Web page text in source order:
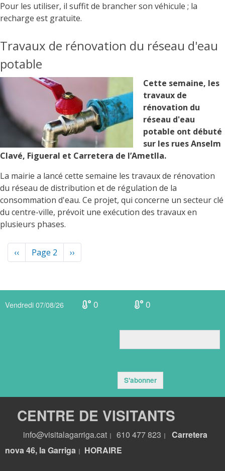
Pour les utiliser, il suffit de brancher son véhicule ; la
recharge est gratuite.
Travaux de rénovation du réseau d'eau
potable
Cette semaine, les
travaux de
rénovation du
réseau d'eau
potable ont débuté
sur les rues Anselm
Clavé, Figueral et Carretera de l’Ametlla.
La mairie a lancé cette semaine les travaux de rénovation
du réseau de distribution et de régulation de la
consommation d'eau. Ce projet, qui concerne un secteur clé
du centre-ville, prévoit une exécution des travaux en
plusieurs phases.
Pagination
Page
précédente
‹‹ Page 2
Page
suivante
››
Vendredi 07/08/26 0 0
S'abonner
CENTRE DE VISITANTS
info@visitalagarriga.cat 610 477 823
Carretera
nova 46, la Garriga
HORAIRE